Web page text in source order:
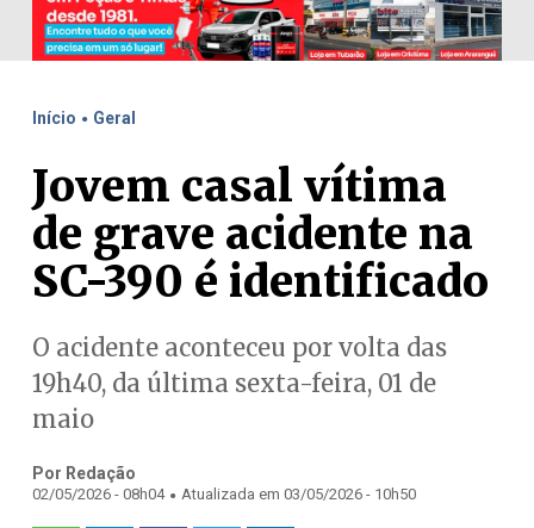
Início . Geral
Jovem casal vítima
de grave acidente na
SC-390 é identificado
O acidente aconteceu por volta das
19h40, da última sexta-feira, 01 de
maio
Por Redação
02/05/2026 - 08h04 . Atualizada em 03/05/2026 - 10h50